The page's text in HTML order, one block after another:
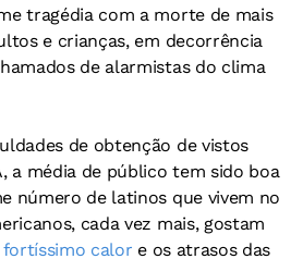
tragédia com a morte de mais
e crianças, em decorrência
de alarmistas do clima
de obtenção de vistos
a média de público tem sido boa
número de latinos que vivem no
cada vez mais, gostam
fortíssimo calor e os atrasos das